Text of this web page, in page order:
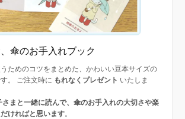
傘のお手入れブック
ためのコツをまとめた、かわいい豆本サイズの
。 ご注文時に もれなくプレゼント いたしま
さまと一緒に読んで、傘のお手入れの大切さや楽
ければと思います。